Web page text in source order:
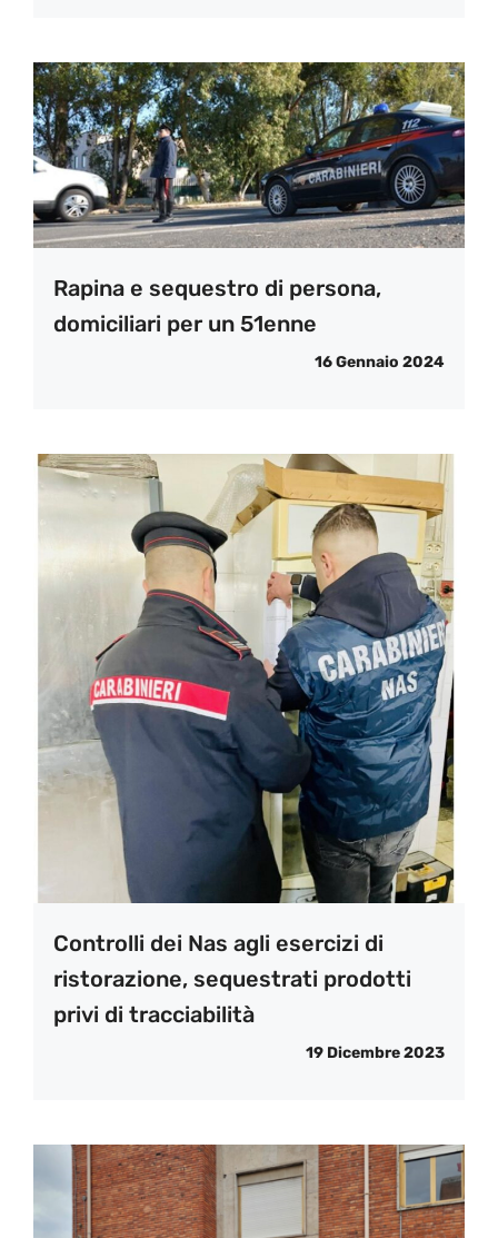
Rapina e sequestro di persona,
domiciliari per un 51enne
16 Gennaio 2024
Controlli dei Nas agli esercizi di
ristorazione, sequestrati prodotti
privi di tracciabilità
19 Dicembre 2023